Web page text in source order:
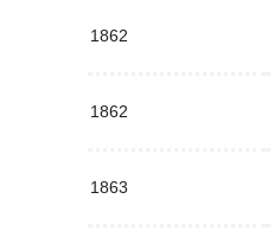
1862
1862
1863